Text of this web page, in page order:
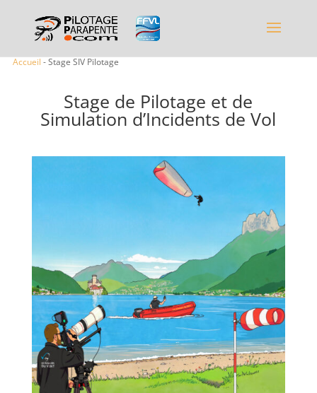
Accueil - Stage SIV Pilotage
Stage de Pilotage et de
Simulation d’Incidents de Vol